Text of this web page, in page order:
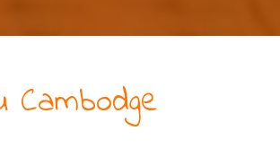
Cambodge